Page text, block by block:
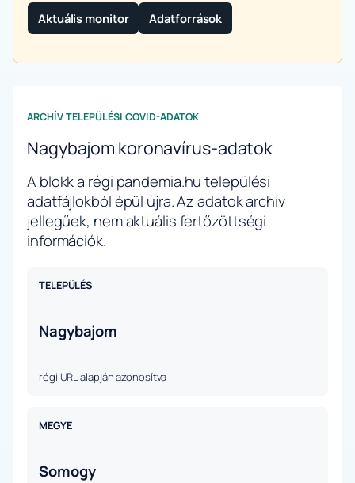
Aktuális monitor Adatforrások
ARCHÍV TELEPÜLÉSI COVID-ADATOK
Nagybajom koronavírus-adatok
A blokk a régi pandemia.hu települési
adatfájlokból épül újra. Az adatok archív
jellegűek, nem aktuális fertőzöttségi
információk.
TELEPÜLÉS
Nagybajom
régi URL alapján azonosítva
MEGYE
Somogy